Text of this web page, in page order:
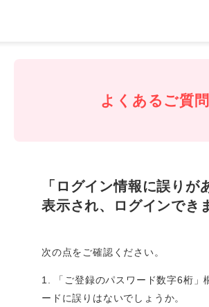
よくあるご質問
「ログイン情報に誤りが
表示され、ログインでき
次の点をご確認ください。
1. 「ご登録のパスワード数字6桁」
ードに誤りはないでしょうか。